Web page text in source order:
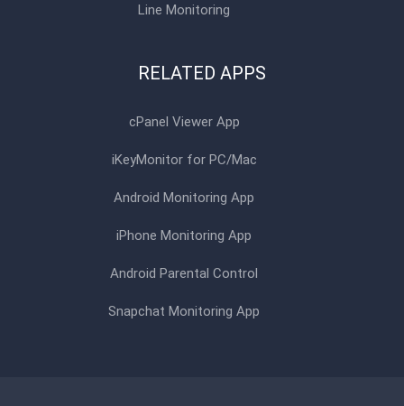
Line Monitoring
RELATED APPS
cPanel Viewer App
iKeyMonitor for PC/Mac
Android Monitoring App
iPhone Monitoring App
Android Parental Control
Snapchat Monitoring App